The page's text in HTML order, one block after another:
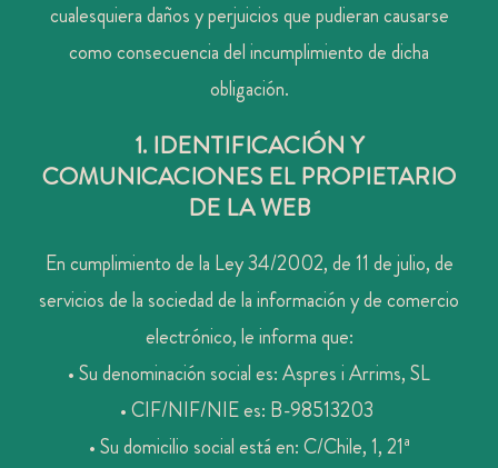
cualesquiera daños y perjuicios que pudieran causarse
como consecuencia del incumplimiento de dicha
obligación.
1. IDENTIFICACIÓN Y
COMUNICACIONES EL PROPIETARIO
DE LA WEB
En cumplimiento de la Ley 34/2002, de 11 de julio, de
servicios de la sociedad de la información y de comercio
electrónico, le informa que:
• Su denominación social es: Aspres i Arrims, SL
• CIF/NIF/NIE es: B-98513203
• Su domicilio social está en: C/Chile, 1, 21ª